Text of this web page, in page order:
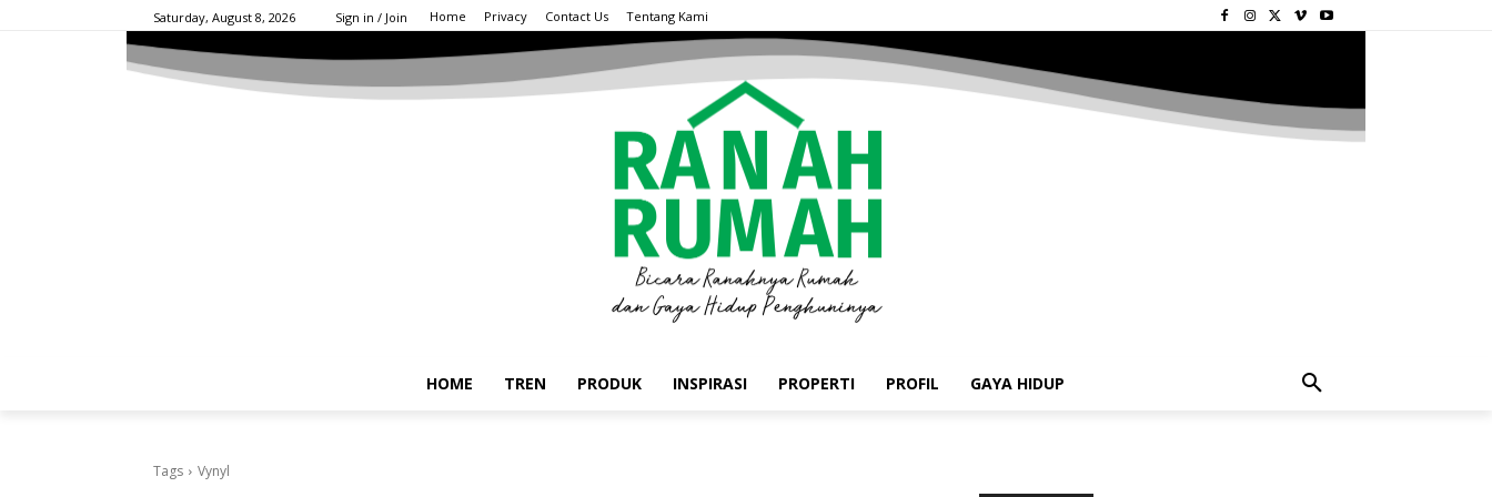
Saturday, August 8, 2026 Sign in / Join Home Privacy Contact Us Tentang Kami
HOME TREN PRODUK INSPIRASI PROPERTI PROFIL GAYA HIDUP
Tags Vynyl